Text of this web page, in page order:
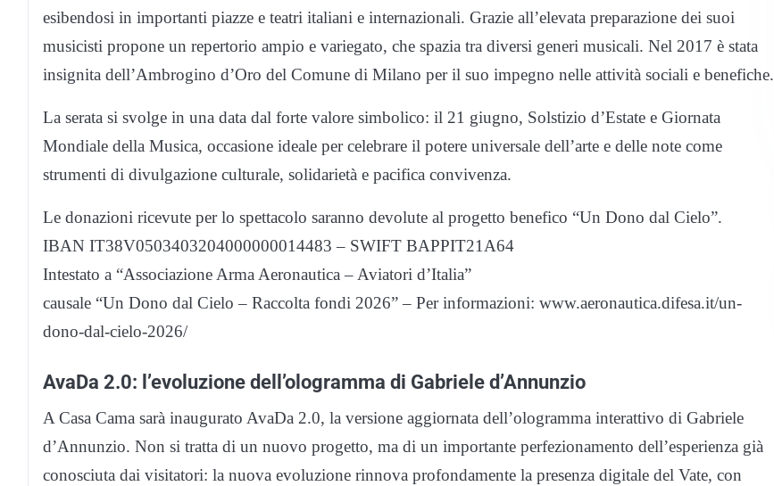
esibendosi in importanti piazze e teatri italiani e internazionali. Grazie all’elevata preparazione dei suoi
musicisti propone un repertorio ampio e variegato, che spazia tra diversi generi musicali. Nel 2017 è stata
insignita dell’Ambrogino d’Oro del Comune di Milano per il suo impegno nelle attività sociali e benefiche.
La serata si svolge in una data dal forte valore simbolico: il 21 giugno, Solstizio d’Estate e Giornata
Mondiale della Musica, occasione ideale per celebrare il potere universale dell’arte e delle note come
strumenti di divulgazione culturale, solidarietà e pacifica convivenza.
Le donazioni ricevute per lo spettacolo saranno devolute al progetto benefico “Un Dono dal Cielo”.
IBAN IT38V0503403204000000014483 – SWIFT BAPPIT21A64
Intestato a “Associazione Arma Aeronautica – Aviatori dʼItalia”
causale “Un Dono dal Cielo – Raccolta fondi 2026” – Per informazioni: www.aeronautica.difesa.it/un-
dono-dal-cielo-2026/
AvaDa 2.0: l’evoluzione dell’ologramma di Gabriele d’Annunzio
A Casa Cama sarà inaugurato AvaDa 2.0, la versione aggiornata dell’ologramma interattivo di Gabriele
d’Annunzio. Non si tratta di un nuovo progetto, ma di un importante perfezionamento dell’esperienza già
conosciuta dai visitatori: la nuova evoluzione rinnova profondamente la presenza digitale del Vate, con